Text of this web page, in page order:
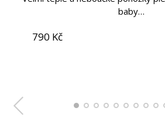
baby…
790 Kč
baby…
790 Kč
baby…
790 Kč
baby…
790 Kč
baby…
790 Kč
baby…
790 Kč
baby…
790 Kč
baby…
790 Kč
250 Kč
250 Kč
250 Kč
250 Kč